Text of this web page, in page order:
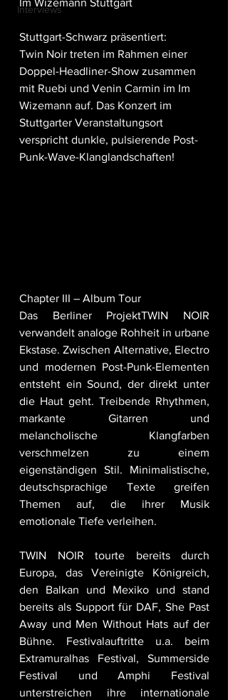
Interviews
Im Wizemann Stuttgart
Stuttgart-Schwarz präsentiert:
Twin Noir treten im Rahmen einer
Doppel-Headliner-Show zusammen
mit Ruebi und Venin Carmin im Im
Wizemann auf. Das Konzert im
Stuttgarter Veranstaltungsort
verspricht dunkle, pulsierende Post-
Punk-Wave-Klanglandschaften!
Chapter III – Album Tour
Das Berliner ProjektTWIN NOIR
verwandelt analoge Rohheit in urbane
Ekstase. Zwischen Alternative, Electro
und modernen Post-Punk-Elementen
entsteht ein Sound, der direkt unter
die Haut geht. Treibende Rhythmen,
markante Gitarren und
melancholische Klangfarben
verschmelzen zu einem
eigenständigen Stil. Minimalistische,
deutschsprachige Texte greifen
Themen auf, die ihrer Musik
emotionale Tiefe verleihen.
TWIN NOIR tourte bereits durch
Europa, das Vereinigte Königreich,
den Balkan und Mexiko und stand
bereits als Support für DAF, She Past
Away und Men Without Hats auf der
Bühne. Festivalauftritte u.a. beim
Extramuralhas Festival, Summerside
Festival und Amphi Festival
unterstreichen ihre internationale